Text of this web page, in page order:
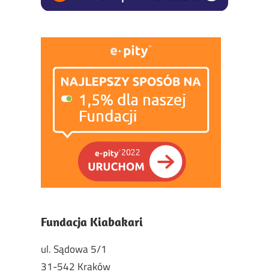
Fundacja Kiabakari
ul. Sądowa 5/1
31-542 Kraków